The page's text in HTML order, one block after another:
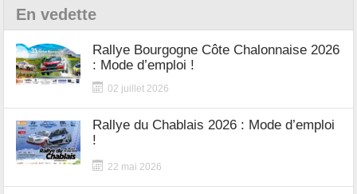
En vedette
Rallye Bourgogne Côte Chalonnaise 2026
: Mode d’emploi !
02 juillet 2026
Rallye du Chablais 2026 : Mode d’emploi
!
22 mai 2026